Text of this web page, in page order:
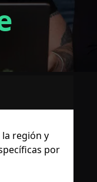
región y
por